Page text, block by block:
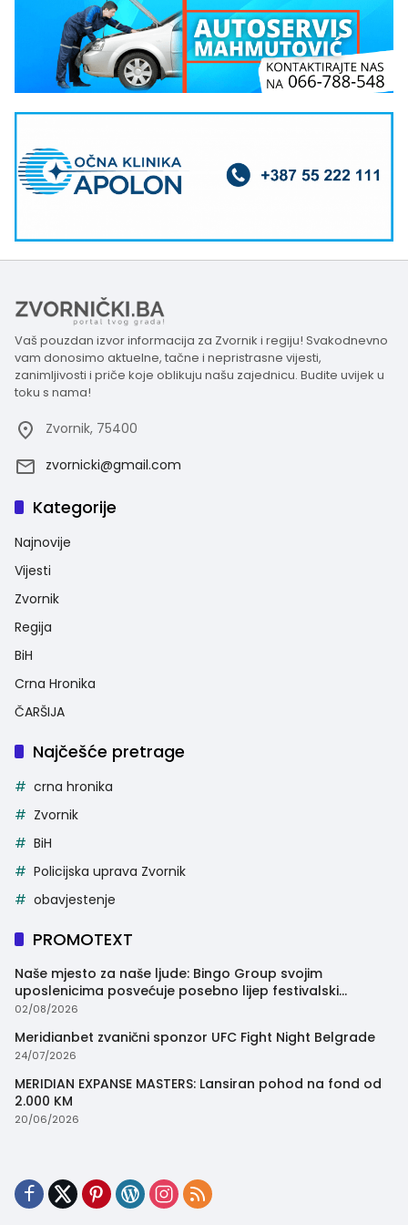
Vaš pouzdan izvor informacija za Zvornik i regiju! Svakodnevno
vam donosimo aktuelne, tačne i nepristrasne vijesti,
zanimljivosti i priče koje oblikuju našu zajednicu. Budite uvijek u
toku s nama!
Zvornik, 75400
zvornicki@gmail.com
Kategorije
Najnovije
Vijesti
Zvornik
Regija
BiH
Crna Hronika
ČARŠIJA
Najčešće pretrage
crna hronika
Zvornik
BiH
Policijska uprava Zvornik
obavjestenje
PROMOTEXT
Naše mjesto za naše ljude: Bingo Group svojim
uposlenicima posvećuje posebno lijep festivalski
trenutak
02/08/2026
Meridianbet zvanični sponzor UFC Fight Night Belgrade
24/07/2026
MERIDIAN EXPANSE MASTERS: Lansiran pohod na fond od
2.000 KM
20/06/2026